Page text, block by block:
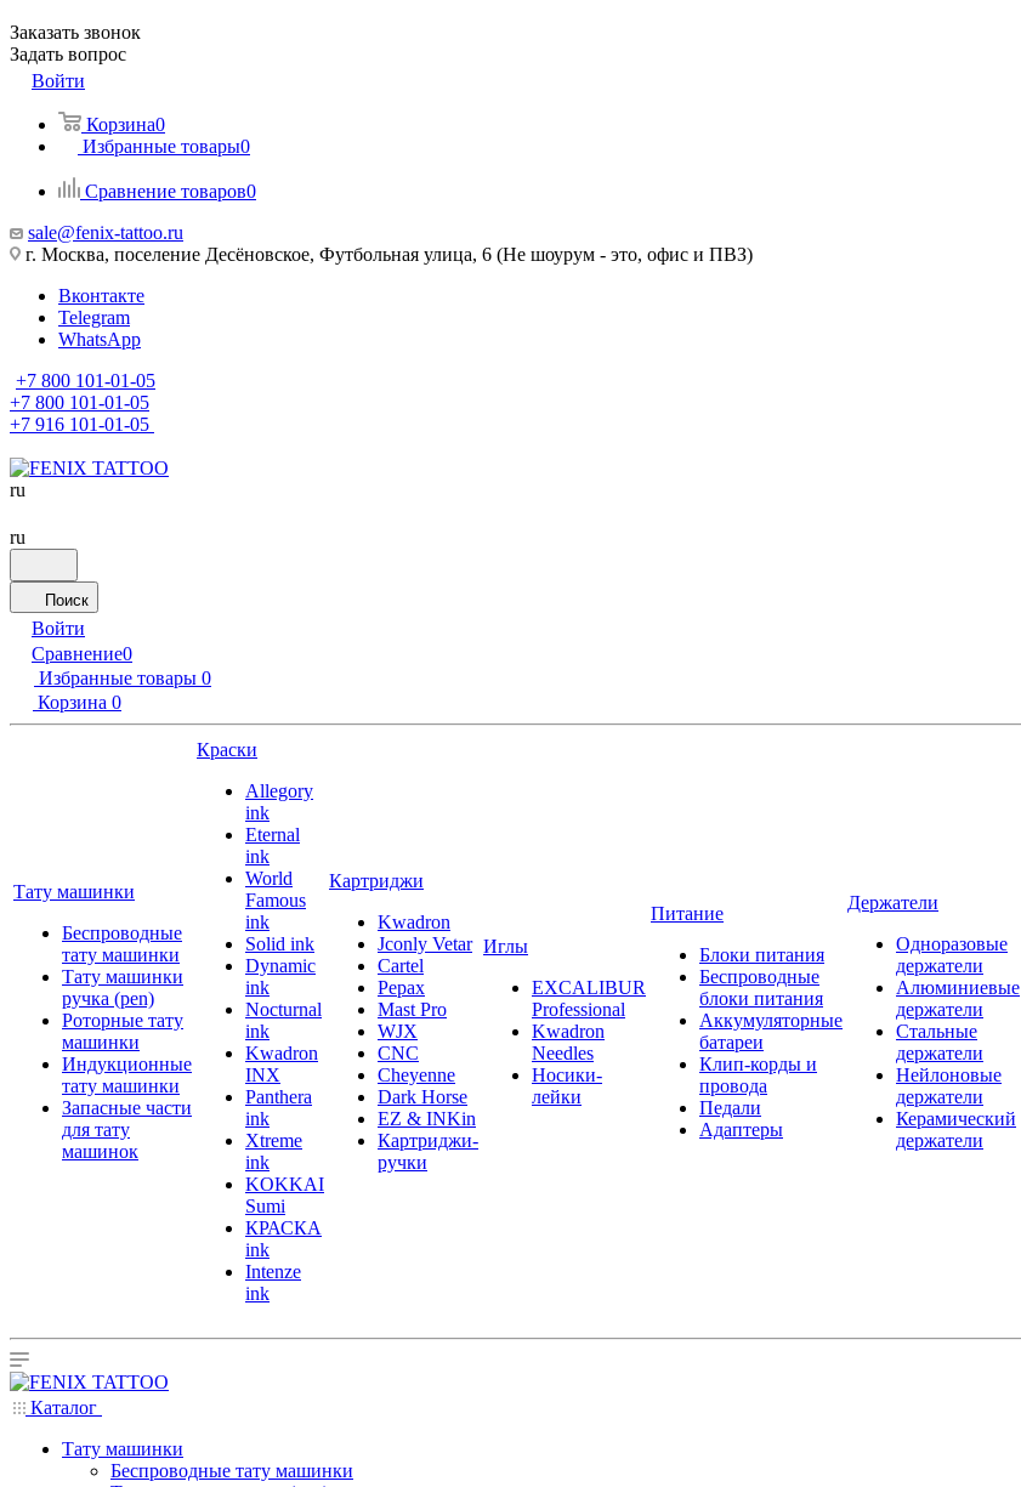
Заказать звонок
Задать вопрос
Войти
Корзина0
Избранные товары0
Сравнение товаров0
sale@fenix-tattoo.ru
г. Москва, поселение Десёновское, Футбольная улица, 6 (Не шоурум - это, офис и ПВЗ)
Вконтакте
Telegram
WhatsApp
+7 800 101-01-05
+7 800 101-01-05
+7 916 101-01-05
ru
ru
Поиск
Войти
Сравнение0
Избранные товары 0
Корзина 0
Тату машинки
Беспроводные
тату машинки
Тату машинки
ручка (pen)
Роторные тату
машинки
Индукционные
тату машинки
Запасные части
для тату
машинок
Краски
Allegory
ink
Eternal
ink
World
Famous
ink
Solid ink
Dynamic
ink
Nocturnal
ink
Kwadron
INX
Panthera
ink
Xtreme
ink
KOKKAI
Sumi
КРАСКА
ink
Intenze
ink
Картриджи
Kwadron
Jconly Vetar
Cartel
Pepax
Mast Pro
WJX
CNC
Cheyenne
Dark Horse
EZ & INKin
Картриджи-
ручки
Иглы
EXCALIBUR
Professional
Kwadron
Needles
Носики-
лейки
Питание
Блоки питания
Беспроводные
блоки питания
Аккумуляторные
батареи
Клип-корды и
провода
Педали
Адаптеры
Держатели
Одноразовые
держатели
Алюминиевые
держатели
Стальные
держатели
Нейлоновые
держатели
Керамический
держатели
Каталог
Тату машинки
Беспроводные тату машинки